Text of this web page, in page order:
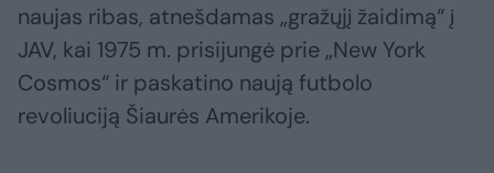
naujas ribas, atnešdamas „gražųjį žaidimą“ į
JAV, kai 1975 m. prisijungė prie „New York
Cosmos“ ir paskatino naują futbolo
revoliuciją Šiaurės Amerikoje.